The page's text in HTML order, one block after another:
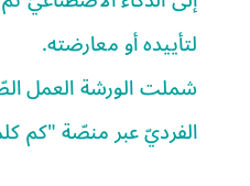
لتأييده أو معارضته.
شملت الورشة العمل
الفرديّ عبر منصّة "كم